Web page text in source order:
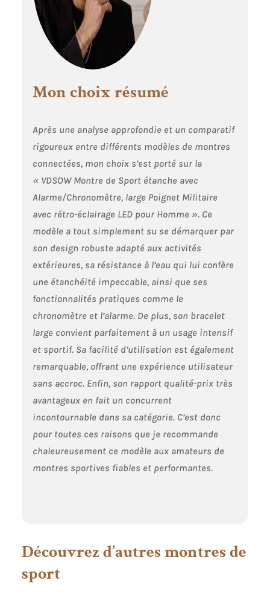
Mon choix résumé
Après une analyse approfondie et un comparatif
rigoureux entre différents modèles de montres
connectées, mon choix s’est porté sur la
« VDSOW Montre de Sport étanche avec
Alarme/Chronomètre, large Poignet Militaire
avec rétro-éclairage LED pour Homme ». Ce
modèle a tout simplement su se démarquer par
son design robuste adapté aux activités
extérieures, sa résistance à l’eau qui lui confère
une étanchéité impeccable, ainsi que ses
fonctionnalités pratiques comme le
chronomètre et l’alarme. De plus, son bracelet
large convient parfaitement à un usage intensif
et sportif. Sa facilité d’utilisation est également
remarquable, offrant une expérience utilisateur
sans accroc. Enfin, son rapport qualité-prix très
avantageux en fait un concurrent
incontournable dans sa catégorie. C’est donc
pour toutes ces raisons que je recommande
chaleureusement ce modèle aux amateurs de
montres sportives fiables et performantes.
Découvrez d’autres montres de
sport